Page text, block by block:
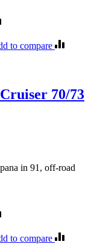
to compare
70/73
in 91, off-road
to compare